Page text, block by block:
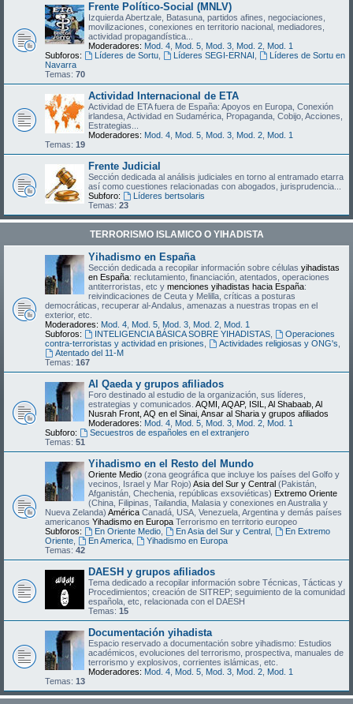
Frente Político-Social (MNLV)
Izquierda Abertzale, Batasuna, partidos afines, negociaciones,
movilizaciones, conexiones en territorio nacional, mediadores,
actividad propagandística...
Moderadores: Mod. 4 Mod. 5 Mod. 3 Mod. 2 Mod. 1
Subforos:
Líderes de Sortu, Líderes SEGI-ERNAI
Líderes de Sortu en
Navarra
Temas: 70
Actividad Internacional de ETA
Actividad de ETA fuera de España: Apoyos en Europa, Conexión
irlandesa, Actividad en Sudamérica, Propaganda, Cobijo, Acciones,
Estrategias...
Moderadores: Mod. 4 Mod. 5 Mod. 3 Mod. 2 Mod. 1
Temas: 19
Frente Judicial
Sección dedicada al análisis judiciales en torno al entramado etarra
así como cuestiones relacionadas con abogados, jurisprudencia...
Subforo:
Líderes bertsolaris
Temas: 23
TERRORISMO ISLAMICO O YIHADISTA
Yihadismo en España
Sección dedicada a recopilar información sobre células yihadistas
en España: reclutamiento, financiación, atentados, operaciones
antiterroristas, etc y menciones yihadistas hacia España:
reivindicaciones de Ceuta y Melilla, críticas a posturas
democráticas, recuperar al-Andalus, amenazas a nuestras tropas en el
exterior, etc.
Moderadores: Mod. 4 Mod. 5 Mod. 3 Mod. 2 Mod. 1
Subforos:
INTELIGENCIA BÁSICA SOBRE YIHADISTAS,
Operaciones
contra-terroristas y actividad en prisiones
Actividades religiosas y ONG's
Atentado del 11-M
Temas: 167
Al Qaeda y grupos afiliados
Foro destinado al estudio de la organización, sus líderes,
estrategias y comunicados. AQMI, AQAP, ISIL, Al Shabaab, Al
Nusrah Front, AQ en el Sinai, Ansar al Sharia y grupos afiliados
Moderadores: Mod. 4 Mod. 5 Mod. 3 Mod. 2 Mod. 1
Subforo:
Secuestros de españoles en el extranjero
Temas: 51
Yihadismo en el Resto del Mundo
Oriente Medio (zona geográfica que incluye los países del Golfo y
vecinos, Israel y Mar Rojo) Asia del Sur y Central (Pakistán,
Afganistán, Chechenia, repúblicas exsoviéticas) Extremo Oriente
(China, Filipinas, Tailandia, Malasia y conexiones en Australia y
Nueva Zelanda) América Canadá, USA, Venezuela, Argentina y demás países
americanos Yihadismo en Europa Terrorismo en territorio europeo
Subforos:
En Oriente Medio, En Asia del Sur y Central,
En Extremo
Oriente
En America,
Yihadismo en Europa
Temas: 42
DAESH y grupos afiliados
Tema dedicado a recopilar información sobre Técnicas, Tácticas y
Procedimientos; creación de SITREP; seguimiento de la comunidad
española, etc, relacionada con el DAESH
Temas: 15
Documentación yihadista
Espacio reservado a documentación sobre yihadismo: Estudios
académicos, evoluciones del terrorismo, prospectiva, manuales de
terrorismo y explosivos, corrientes islámicas, etc.
Moderadores: Mod. 4 Mod. 5 Mod. 3 Mod. 2 Mod. 1
Temas: 13